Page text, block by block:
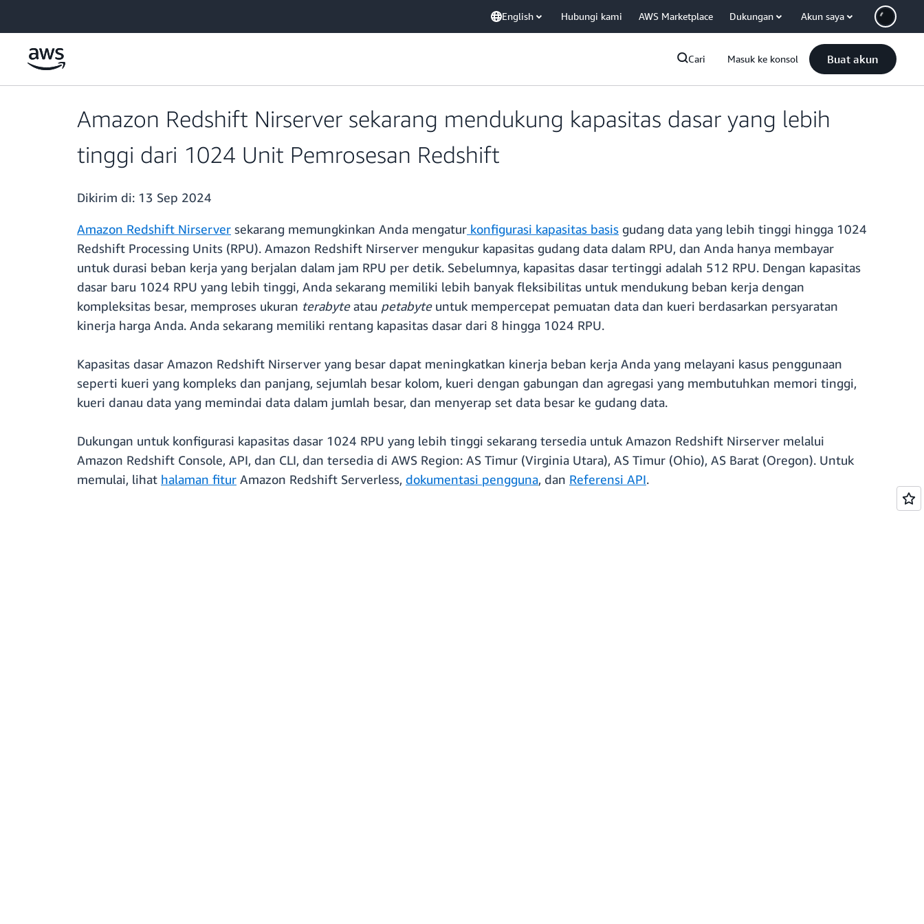
English Hubungi kami AWS Marketplace Dukungan Akun saya
Cari Masuk ke konsol Buat akun
Amazon Redshift Nirserver sekarang mendukung kapasitas dasar yang lebih
tinggi dari 1024 Unit Pemrosesan Redshift
Dikirim di: 13 Sep 2024
Amazon Redshift Nirserver sekarang memungkinkan Anda mengatur konfigurasi kapasitas basis gudang data yang lebih tinggi hingga 1024
Redshift Processing Units (RPU). Amazon Redshift Nirserver mengukur kapasitas gudang data dalam RPU, dan Anda hanya membayar
untuk durasi beban kerja yang berjalan dalam jam RPU per detik. Sebelumnya, kapasitas dasar tertinggi adalah 512 RPU. Dengan kapasitas
dasar baru 1024 RPU yang lebih tinggi, Anda sekarang memiliki lebih banyak fleksibilitas untuk mendukung beban kerja dengan
kompleksitas besar, memproses ukuran terabyteatau petabyte untuk mempercepat pemuatan data dan kueri berdasarkan persyaratan
kinerja harga Anda. Anda sekarang memiliki rentang kapasitas dasar dari 8 hingga 1024 RPU.
Kapasitas dasar Amazon Redshift Nirserver yang besar dapat meningkatkan kinerja beban kerja Anda yang melayani kasus penggunaan
seperti kueri yang kompleks dan panjang, sejumlah besar kolom, kueri dengan gabungan dan agregasi yang membutuhkan memori tinggi,
kueri danau data yang memindai data dalam jumlah besar, dan menyerap set data besar ke gudang data.
Dukungan untuk konfigurasi kapasitas dasar 1024 RPU yang lebih tinggi sekarang tersedia untuk Amazon Redshift Nirserver melalui
Amazon Redshift Console, API, dan CLI, dan tersedia di AWS Region: AS Timur (Virginia Utara), AS Timur (Ohio), AS Barat (Oregon). Untuk
memulai, lihat halaman fitur Amazon Redshift Serverless, dokumentasi pengguna, dan Referensi API.